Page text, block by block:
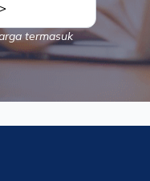
termasuk